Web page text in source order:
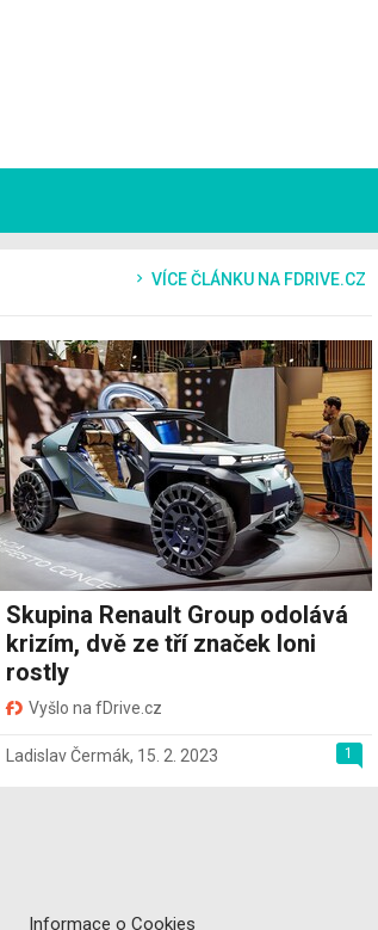
VÍCE ČLÁNKU NA FDRIVE.CZ
Skupina Renault Group odolává
krizím, dvě ze tří značek loni
rostly
Vyšlo na fDrive.cz
1
Ladislav Čermák, 15. 2. 2023
Informace o Cookies